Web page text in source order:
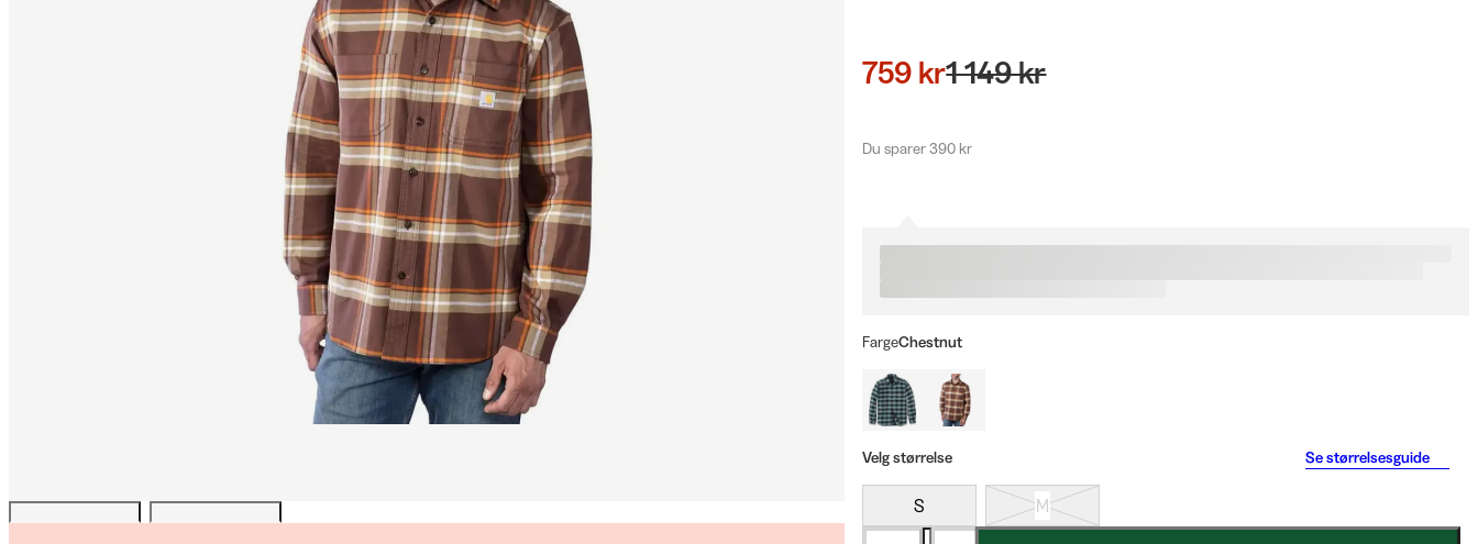
759 kr1 149 kr
Du sparer 390 kr
FargeChestnut
Velg størrelse Se størrelsesguide
S M